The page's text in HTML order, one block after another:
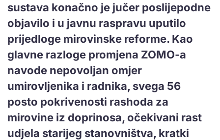
sustava konačno je jučer poslijepodne
objavilo i u javnu raspravu uputilo
prijedloge mirovinske reforme. Kao
glavne razloge promjena ZOMO-a
navode nepovoljan omjer
umirovljenika i radnika, svega 56
posto pokrivenosti rashoda za
mirovine iz doprinosa, očekivani rast
udjela starijeg stanovništva, kratki